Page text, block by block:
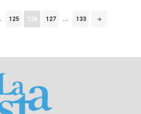
125 126 127 ... 133